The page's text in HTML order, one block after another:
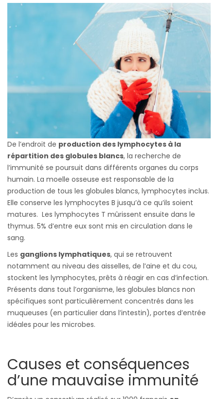
De l’endroit de production des lymphocytes à la
répartition des globules blancs, la recherche de
l’immunité se poursuit dans différents organes du corps
humain. La moelle osseuse est responsable de la
production de tous les globules blancs, lymphocytes inclus.
Elle conserve les lymphocytes B jusqu’à ce qu’ils soient
matures. Les lymphocytes T mûrissent ensuite dans le
thymus. 5% d’entre eux sont mis en circulation dans le
sang.
Les ganglions lymphatiques, qui se retrouvent
notamment au niveau des aisselles, de l’aine et du cou,
stockent les lymphocytes, prêts à réagir en cas d’infection.
Présents dans tout l’organisme, les globules blancs non
spécifiques sont particulièrement concentrés dans les
muqueuses (en particulier dans l’intestin), portes d’entrée
idéales pour les microbes.
Causes et conséquences
d’une mauvaise immunité